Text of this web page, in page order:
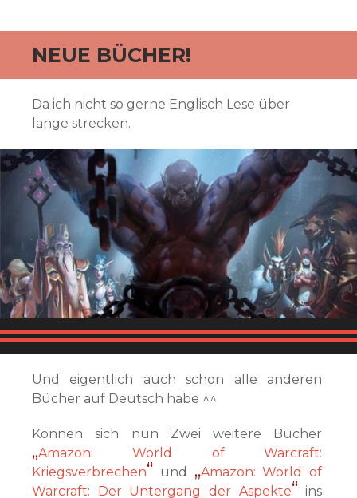
NEUE BÜCHER!
Da ich nicht so gerne Englisch Lese über
lange strecken.
Und eigentlich auch schon alle anderen
Bücher auf Deutsch habe ^^
Können sich nun Zwei weitere Bücher
Amazon: World of Warcraft:
Kriegsverbrechen
und
Amazon: World of
Warcraft: Der Untergang der Aspekte
ins